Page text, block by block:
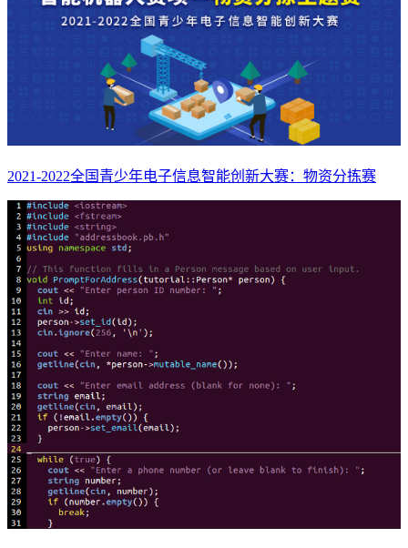
2021-2022全国青少年电子信息智能创新大赛：物资分拣赛